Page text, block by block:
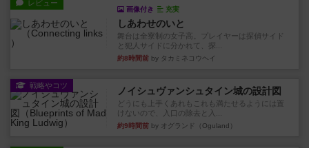
レビュー
画像付き 充実
しあわせのいと
舞台は全寮制の女子高。プレイヤーは探偵サイド
と犯人サイドに分かれて、探...
約8時間前 by タカミネコウヘイ
戦略やコツ ノイシュヴァンシュタイン城の設計図
どうにも上手くあれもこれも満たせるようには置
けないので、入口の除去と入...
約9時間前 by オグランド（Oguland）